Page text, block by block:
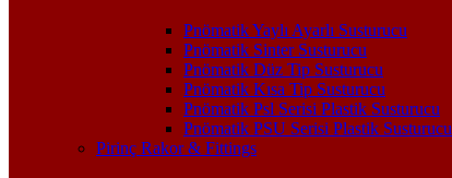
Pnömatik Yaylı Ayarlı Susturucu
Pnömatik Sinter Susturucu
Pnömatik Düz Tip Susturucu
Pnömatik Kısa Tip Susturucu
Pnömatik Psl Serisi Plastik Susturucu
Pnömatik PSU Serisi Plastik Susturucu
Pirinç Rakor & Fittings